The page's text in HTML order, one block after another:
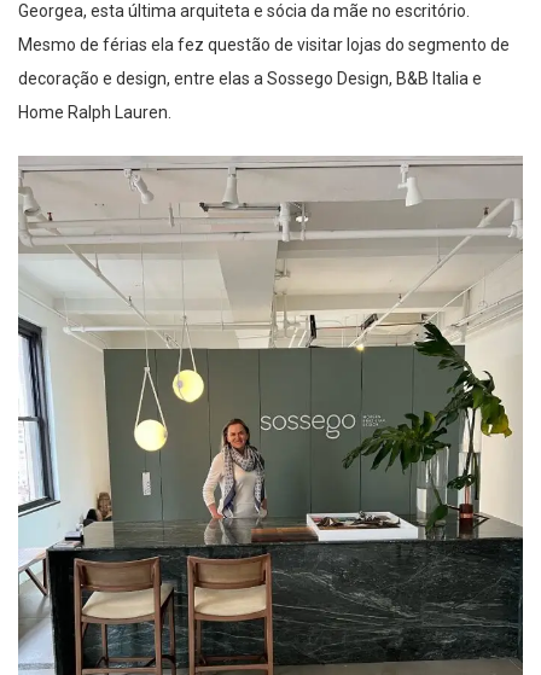
Georgea, esta última arquiteta e sócia da mãe no escritório.
Mesmo de férias ela fez questão de visitar lojas do segmento de
decoração e design, entre elas a Sossego Design, B&B Italia e
Home Ralph Lauren.